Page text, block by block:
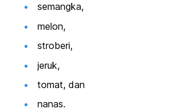
semangka,
melon,
stroberi,
jeruk,
tomat, dan
nanas.